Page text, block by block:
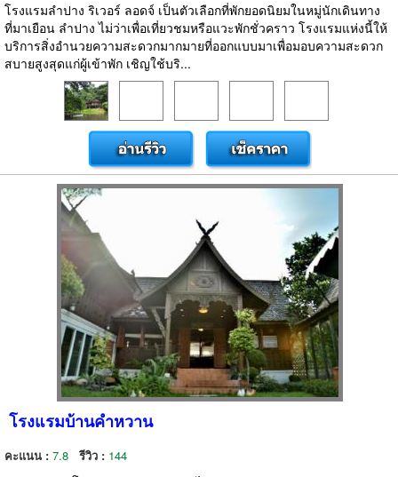
โรงแรมลำปาง ริเวอร์ ลอดจ์ เป็นตัวเลือกที่พักยอดนิยมในหมู่นักเดินทาง
ที่มาเยือน ลำปาง ไม่ว่าเพื่อเที่ยวชมหรือแวะพักชั่วคราว โรงแรมแห่งนี้ให้
บริการสิ่งอำนวยความสะดวกมากมายที่ออกแบบมาเพื่อมอบความสะดวก
สบายสูงสุดแก่ผู้เข้าพัก เชิญใช้บริ...
โรงแรมบ้านคำหวาน
คะแนน : 7.8 รีวิว : 144